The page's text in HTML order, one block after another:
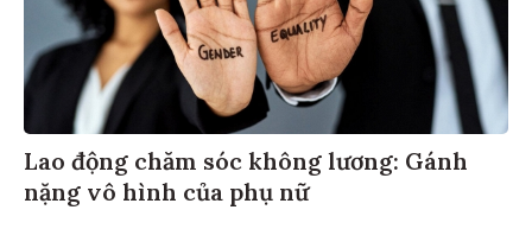
Lao động chăm sóc không lương: Gánh
nặng vô hình của phụ nữ